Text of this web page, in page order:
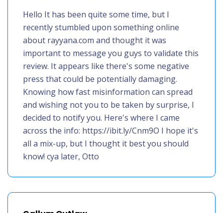
Hello It has been quite some time, but I
recently stumbled upon something online
about rayyana.com and thought it was
important to message you guys to validate this
review. It appears like there's some negative
press that could be potentially damaging.
Knowing how fast misinformation can spread
and wishing not you to be taken by surprise, I
decided to notify you. Here's where I came
across the info: https://ibit.ly/Cnm9O I hope it's
all a mix-up, but I thought it best you should
know! cya later, Otto